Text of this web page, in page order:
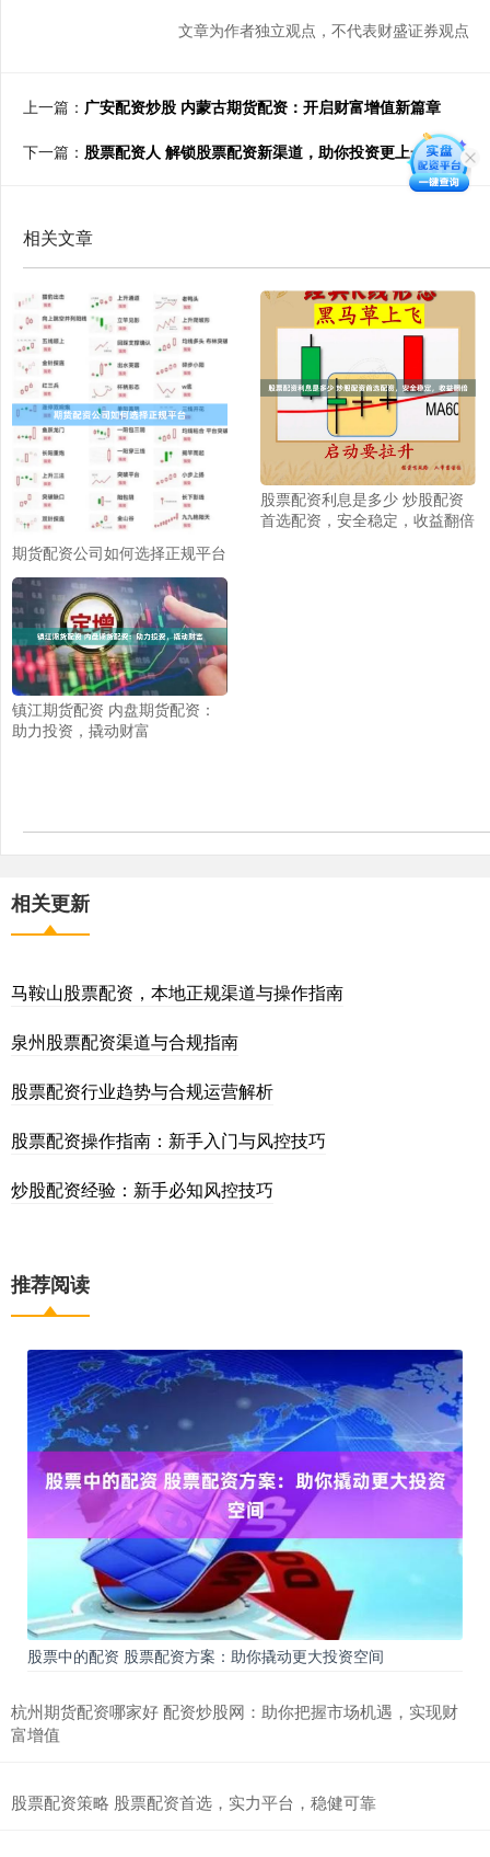
文章为作者独立观点，不代表财盛证券观点
上一篇： 广安配资炒股 内蒙古期货配资：开启财富增值新篇章
下一篇： 股票配资人 解锁股票配资新渠道，助你投资更上一层楼
相关文章
期货配资公司如何选择正规平台
股票配资利息是多少 炒股配资
首选配资，安全稳定，收益翻倍
镇江期货配资 内盘期货配资：
助力投资，撬动财富
相关更新
马鞍山股票配资，本地正规渠道与操作指南
泉州股票配资渠道与合规指南
股票配资行业趋势与合规运营解析
股票配资操作指南：新手入门与风控技巧
炒股配资经验：新手必知风控技巧
推荐阅读
股票中的配资 股票配资方案：助你撬动更大投资空间
杭州期货配资哪家好 配资炒股网：助你把握市场机遇，实现财
富增值
股票配资策略 股票配资首选，实力平台，稳健可靠